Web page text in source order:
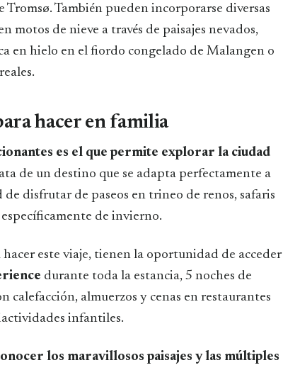
También pueden incorporarse diversas
motos de nieve a través de paisajes nevados,
en hielo en el fiordo congelado de Malangen o
hacer en familia
es el que permite explorar la ciudad
de un destino que se adapta perfectamente a
disfrutar de paseos en trineo de renos, safaris
de invierno.
este viaje, tienen la oportunidad de acceder
durante toda la estancia, 5 noches de
calefacción, almuerzos y cenas en restaurantes
infantiles.
los maravillosos paisajes y las múltiples